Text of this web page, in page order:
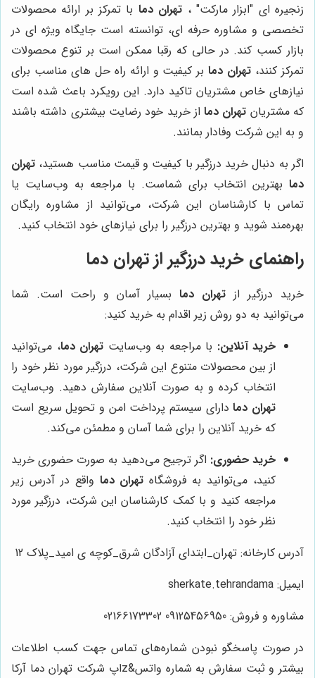
زنجیره ای "ابزار مارکت" ، تهران دما با تمرکز بر ارائه محصولات
تخصصی و مشاوره حرفه ای، توانسته است جایگاه ویژه ای در
بازار کسب کند. در حالی که رقبا ممکن است بر تنوع محصولات
تمرکز کنند، تهران دمابر کیفیت و ارائه راه حل های مناسب برای
نیازهای خاص مشتریان تاکید دارد. این رویکرد باعث شده است
که مشتریان تهران دمااز خرید خود رضایت بیشتری داشته باشند
و به این شرکت وفادار بمانند.
اگر به دنبال خرید درزگیر با کیفیت و قیمت مناسب هستید، تهران
دما بهترین انتخاب برای شماست. با مراجعه به وب‌سایت یا
تماس با کارشناسان این شرکت، می‌توانید از مشاوره رایگان
بهره‌مند شوید و بهترین درزگیر را برای نیازهای خود انتخاب کنید.
راهنمای خرید درزگیر ازتهران دما
خرید درزگیر از تهران دما بسیار آسان و راحت است. شما
می‌توانید به دو روش زیر اقدام به خرید کنید:
خرید آنلاین: با مراجعه به وب‌سایت تهران دما، می‌توانید
از بین محصولات متنوع این شرکت، درزگیر مورد نظر خود را
انتخاب کرده و به صورت آنلاین سفارش دهید. وب‌سایت
تهران دمادارای سیستم پرداخت امن و تحویل سریع است
که خرید آنلاین را برای شما آسان و مطمئن می‌کند.
خرید حضوری: اگر ترجیح می‌دهید به صورت حضوری خرید
کنید، می‌توانید به فروشگاه تهران دما واقع در آدرس زیر
مراجعه کنید و با کمک کارشناسان این شرکت، درزگیر مورد
نظر خود را انتخاب کنید.
آدرس کارخانه: تهران_ابتدای آزادگان شرق_کوچه ی امید_پلاک 12
ایمیل: sherkate.tehrandama
مشاوره و فروش: 09125456950 02166173302
در صورت پاسخگو نبودن شماره‌های تماس جهت کسب اطلاعات
بیشتر و ثبت سفارش به شماره واتس&zاپ شرکت تهران دما آرکا